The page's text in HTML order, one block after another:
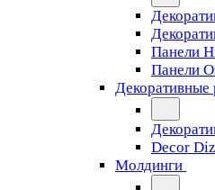
Панели
Панели
Декоративные
Decor
Молдинги